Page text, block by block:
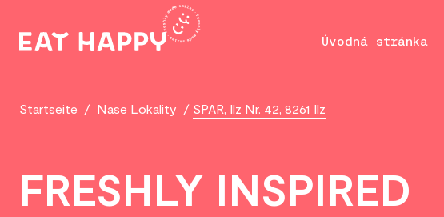
MAIN
Úvodná stránka
Startseite / Nase Lokality / SPAR, Ilz Nr. 42, 8261 Ilz
FRESHLY INSPIRED